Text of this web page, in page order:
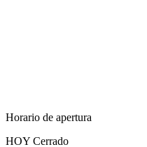
Horario de apertura
HOY Cerrado